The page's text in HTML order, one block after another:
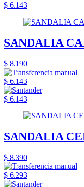
$ 6.143
SANDALIA
$ 8.190
$ 6.143
$ 6.143
SANDALIA
$ 8.390
$ 6.293